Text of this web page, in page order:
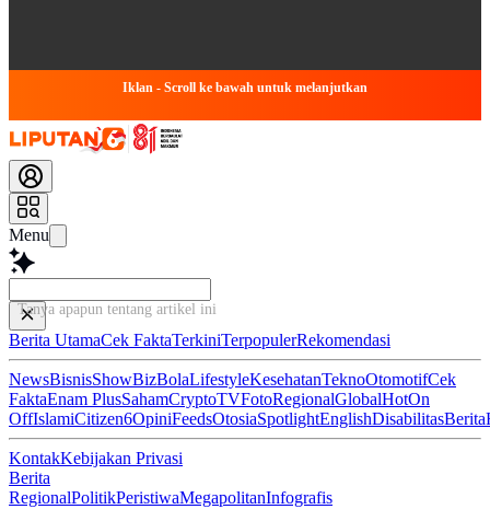
Iklan - Scroll ke bawah untuk melanjutkan
Menu
Tanya apapun tentang artikel ini..
Berita UtamaCek FaktaTerkiniTerpopulerRekomendasi
NewsBisnisShowBizBolaLifestyleKesehatanTeknoOtomotifCek
FaktaEnam PlusSahamCryptoTVFotoRegionalGlobalHotOn
OffIslamiCitizen6OpiniFeedsOtosiaSpotlightEnglishDisabilitasBerita
KontakKebijakan Privasi
Berita
RegionalPolitikPeristiwaMegapolitanInfografis